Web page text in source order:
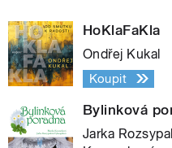
HoKlaFaKla
Ondřej Kukal
Koupit
Bylinková
Jarka